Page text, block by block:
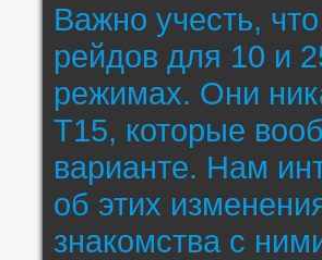
Важно учесть,
рейдов для 10 и
режимах. Они
Т15, которые
варианте. Нам
об этих
знакомства с